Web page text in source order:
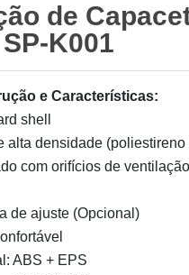
de
K001
e Características:
shell
alta densidade
com orifícios de
de ajuste (Opcional)
ABS + EPS